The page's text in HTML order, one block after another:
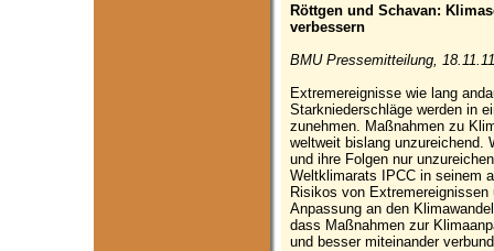
Röttgen und Schavan:
verbessern
BMU Pressemitteilung, 18.11.11
Extremereignisse wie lang
Starkniederschläge werden in
zunehmen. Maßnahmen zu
weltweit bislang unzureichend.
und ihre Folgen nur
Weltklimarats IPCC in seinem
Risikos von Extremereignissen
Anpassung an den
dass Maßnahmen zur
und besser miteinander